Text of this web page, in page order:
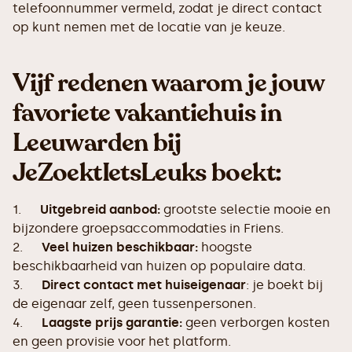
telefoonnummer vermeld, zodat je direct contact
op kunt nemen met de locatie van je keuze.
Vijf redenen waarom je jouw
favoriete vakantiehuis in
Leeuwarden bij
JeZoektIetsLeuks boekt:
1. Uitgebreid aanbod: grootste selectie mooie en
bijzondere groepsaccommodaties in Friens.
2. Veel huizen beschikbaar: hoogste
beschikbaarheid van huizen op populaire data.
3. Direct contact met huiseigenaar: je boekt bij
de eigenaar zelf, geen tussenpersonen.
4. Laagste prijs garantie: geen verborgen kosten
en geen provisie voor het platform.